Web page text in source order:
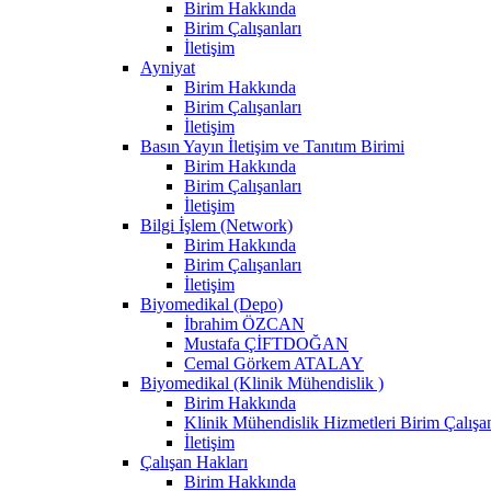
Birim Hakkında
Birim Çalışanları
İletişim
Ayniyat
Birim Hakkında
Birim Çalışanları
İletişim
Basın Yayın İletişim ve Tanıtım Birimi
Birim Hakkında
Birim Çalışanları
İletişim
Bilgi İşlem (Network)
Birim Hakkında
Birim Çalışanları
İletişim
Biyomedikal (Depo)
İbrahim ÖZCAN
Mustafa ÇİFTDOĞAN
Cemal Görkem ATALAY
Biyomedikal (Klinik Mühendislik )
Birim Hakkında
Klinik Mühendislik Hizmetleri Birim
İletişim
Çalışan Hakları
Birim Hakkında